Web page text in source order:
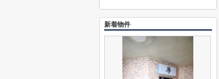
新着物件